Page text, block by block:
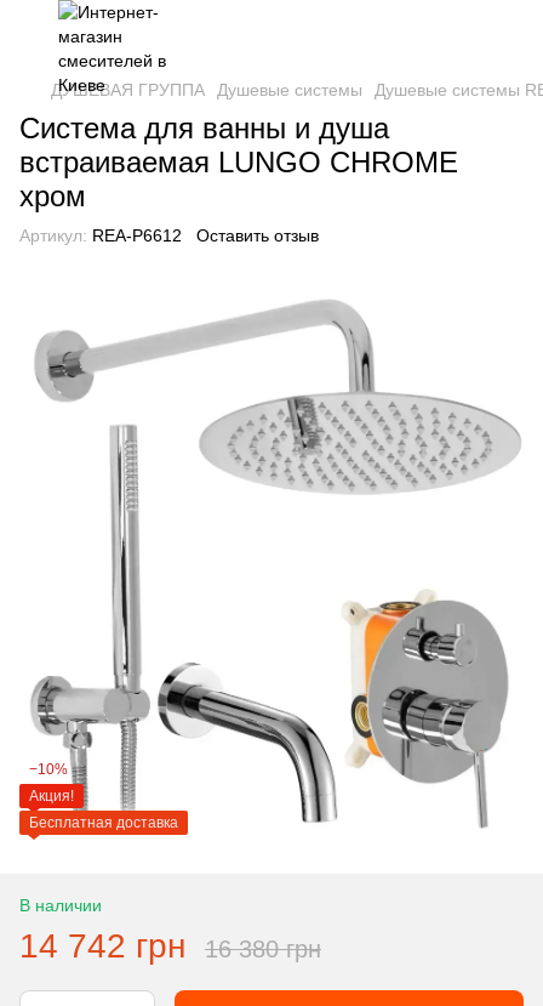
ДУШЕВАЯ ГРУППА Душевые системы Душевые системы
Система для ванны и душа
встраиваемая LUNGO CHROME
хром
Артикул: REA-P6612 Оставить отзыв
−10%
Акция!
Бесплатная доставка
В наличии
14 742 грн 16 380 грн